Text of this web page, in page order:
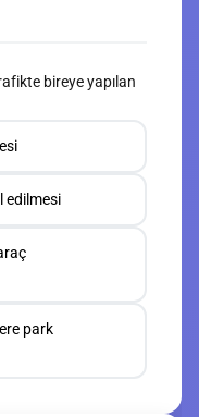
bireye yapılan
edilmesi
park